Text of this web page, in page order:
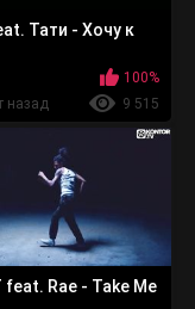
Тати - Хочу к
100%
назад
9 515
feat. Rae - Take Me